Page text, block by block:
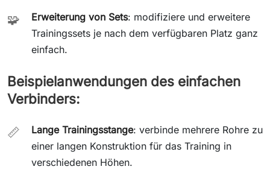
🧩 Erweiterung von Sets: modifiziere und erweitere
Trainingssets je nach dem verfügbaren Platz ganz
einfach.
Beispielanwendungen des einfachen
Verbinders:
📏 Lange Trainingsstange: verbinde mehrere Rohre zu
einer langen Konstruktion für das Training in
verschiedenen Höhen.